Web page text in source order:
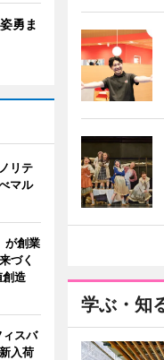
学ぶ・知
勇ま
リテ
マル
が創業
づく
造
ィスバ
入荷